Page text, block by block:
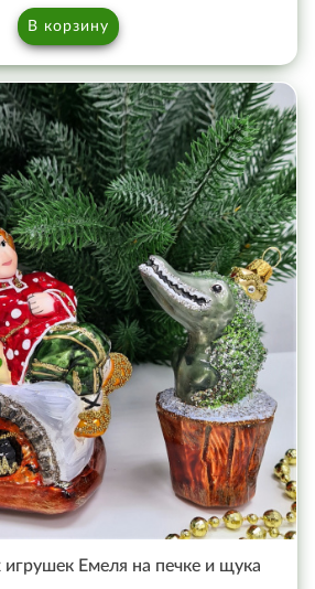
В корзину
Емеля на печке и щука